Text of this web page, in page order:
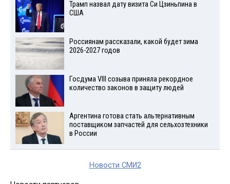
Трамп назвал дату визита Си Цзиньпина в
США
Россиянам рассказали, какой будет зима
2026-2027 годов
Госдума VIII созыва приняла рекордное
количество законов в защиту людей
Аргентина готова стать альтернативным
поставщиком запчастей для сельхозтехники
в России
Новости СМИ2